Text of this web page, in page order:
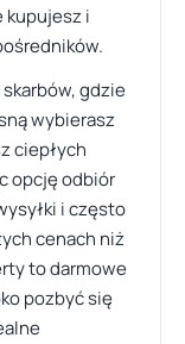
kupujesz i
gdzie
wybierasz
ciepłych
opcję odbiór
i często
cenach niż
to darmowe
pozbyć się